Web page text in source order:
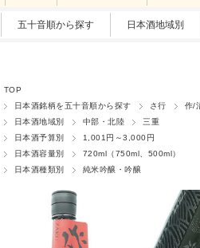
五十音順から探す 日本酒地域別
TOP
日本酒銘柄を五十音順から探す
さ行
作/
日本酒地域別
中部・北陸
三重
日本酒予算別
1,001円～3,000円
日本酒容量別
720ml（750ml、500ml）
日本酒種類別
純米吟醸・吟醸